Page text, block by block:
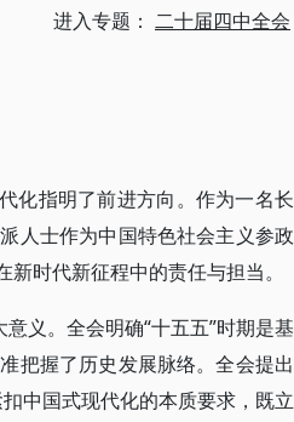
进入专题： 二十届四中全会
化指明了前进方向。作为一名长
人士作为中国特色社会主义参政
时代新征程中的责任与担当。
义。全会明确“十五五”时期是基
把握了历史发展脉络。全会提出
中国式现代化的本质要求，既立